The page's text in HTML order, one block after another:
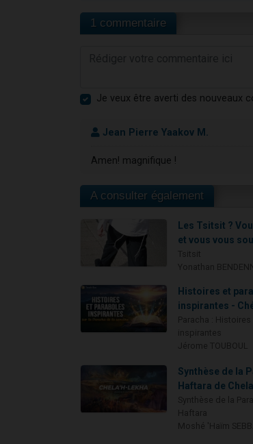
1 commentaire
Je veux être averti des nouveaux
Jean Pierre Yaakov M.
Amen! magnifique !
A consulter également
Les Tsitsit ?
et vous vous
Histoires et
inspirantes -
Synthèse de la
Haftara de